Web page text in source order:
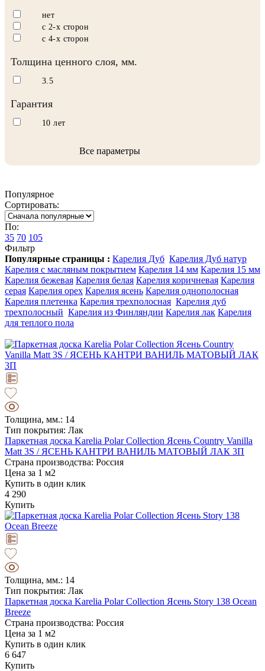
нет
с 2-х сторон
с 4-х сторон
Толщина ценного слоя, мм.
3.5
Гарантия
10 лет
Все параметры
Популярное
Сортировать:
По:
35 70 105
Фильтр
Популярные страницы : Карелия Дуб Карелия Дуб натур
Карелия с масляным покрытием Карелия 14 мм Карелия 15 мм
Карелия бежевая Карелия белая Карелия коричневая Карелия
серая Карелия орех Карелия ясень Карелия однополосная
Карелия плетенка Карелия трехполосная Карелия дуб
трехполосный Карелия из Финляндии Карелия лак Карелия
для теплого пола
Толщина, мм.: 14
Тип покрытия: Лак
Паркетная доска Karelia Polar Collection Ясень Country Vanilla
Matt 3S / ЯСЕНЬ КАНТРИ ВАНИЛЬ МАТОВЫЙ ЛАК 3П
Страна производства: Россия
Цена за 1 м2
Купить в один клик
4 290
Купить
Толщина, мм.: 14
Тип покрытия: Лак
Паркетная доска Karelia Polar Collection Ясень Story 138 Ocean
Breeze
Страна производства: Россия
Цена за 1 м2
Купить в один клик
6 647
Купить